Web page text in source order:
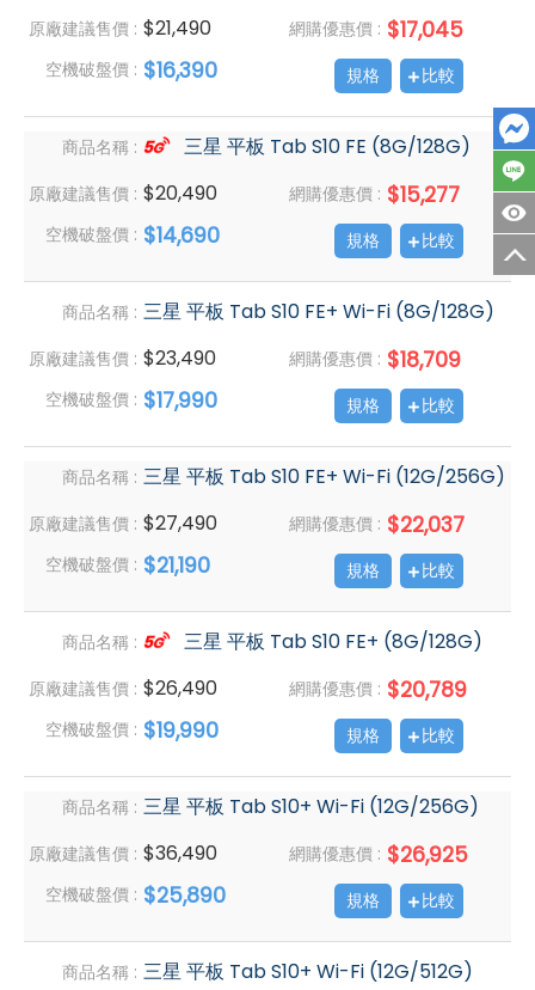
原廠建議售價 : $21,490 網購優惠價 : $17,045
空機破盤價 : $16,390 規格 比較
商品名稱 : 三星 平板 Tab S10 FE (8G/128G)
原廠建議售價 : $20,490 網購優惠價 : $15,277
空機破盤價 : $14,690 規格 比較
商品名稱 : 三星 平板 Tab S10 FE+ Wi-Fi (8G/128G)
原廠建議售價 : $23,490 網購優惠價 : $18,709
空機破盤價 : $17,990 規格 比較
商品名稱 : 三星 平板 Tab S10 FE+ Wi-Fi (12G/256G)
原廠建議售價 : $27,490 網購優惠價 : $22,037
空機破盤價 : $21,190 規格 比較
商品名稱 : 三星 平板 Tab S10 FE+ (8G/128G)
原廠建議售價 : $26,490 網購優惠價 : $20,789
空機破盤價 : $19,990 規格 比較
商品名稱 : 三星 平板 Tab S10+ Wi-Fi (12G/256G)
原廠建議售價 : $36,490 網購優惠價 : $26,925
空機破盤價 : $25,890 規格 比較
商品名稱 : 三星 平板 Tab S10+ Wi-Fi (12G/512G)